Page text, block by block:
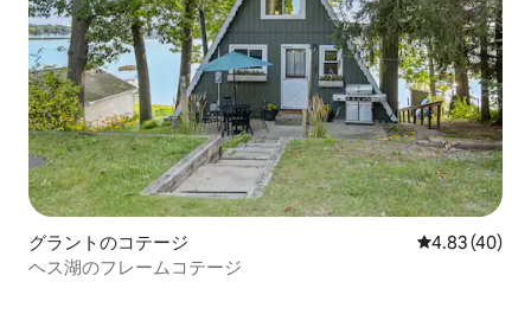
グラントのコテージ レビュー40
4.83 (40)
ヘス湖のフレームコテージ